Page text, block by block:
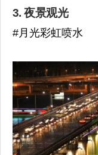
3. 夜景观光
#月光彩虹喷水